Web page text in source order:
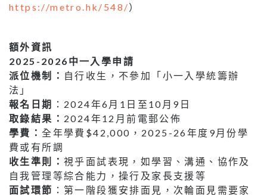
https://metro.hk/548/）
額外資訊
2025-2026中一入學申請
派位機制： 自行收生，不參加「小一入學統籌辦
法」
報名日期 ：2024年6月1日至10月9日
取錄結果： 2024年12月前電郵公佈
學費：全年學費$42,000，2025-26年度9月份學
費或有所調
收生準則： 視乎面試表現，如學習、溝通、協作及
自我管理等綜合能力，操行及家長支援等
面試環節 ：第一階段獲安排面見，次輪面見需要家